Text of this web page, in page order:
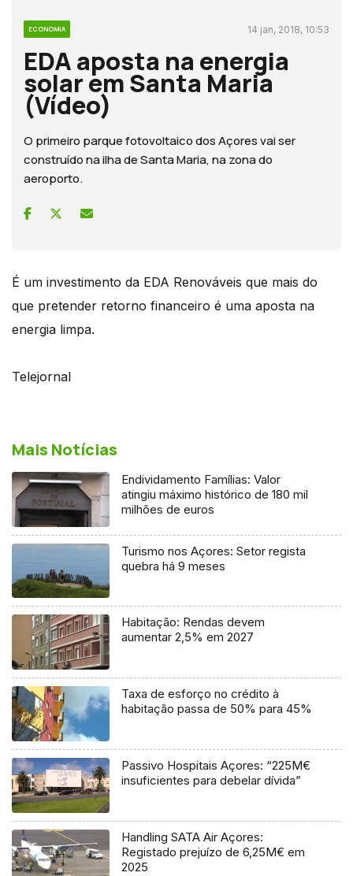
ECONOMIA 14 jan, 2018, 10:53
EDA aposta na energia
solar em Santa Maria
(Vídeo)
O primeiro parque fotovoltaico dos Açores vai ser
construído na ilha de Santa Maria, na zona do
aeroporto.
É um investimento da EDA Renováveis que mais do
que pretender retorno financeiro é uma aposta na
energia limpa.
Telejornal
Mais Notícias
Endividamento Famílias: Valor
atingiu máximo histórico de 180 mil
milhões de euros
Turismo nos Açores: Setor regista
quebra há 9 meses
Habitação: Rendas devem
aumentar 2,5% em 2027
Taxa de esforço no crédito à
habitação passa de 50% para 45%
Passivo Hospitais Açores: “225M€
insuficientes para debelar dívida”
Handling SATA Air Açores:
Registado prejuízo de 6,25M€ em
2025